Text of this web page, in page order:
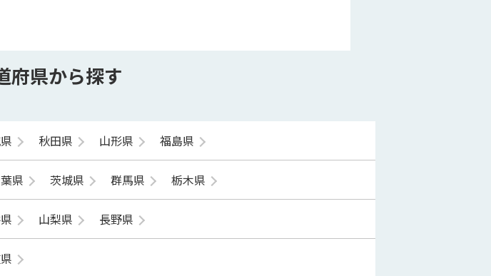
府県から探す
秋田県 山形県 福島県
県 茨城県 群馬県 栃木県
山梨県 長野県